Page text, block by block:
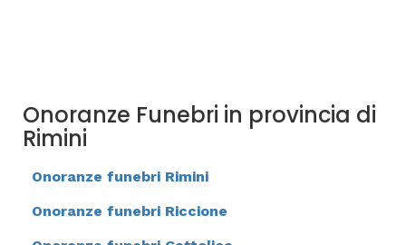
Onoranze Funebri in provincia di
Rimini
Onoranze funebri Rimini
Onoranze funebri Riccione